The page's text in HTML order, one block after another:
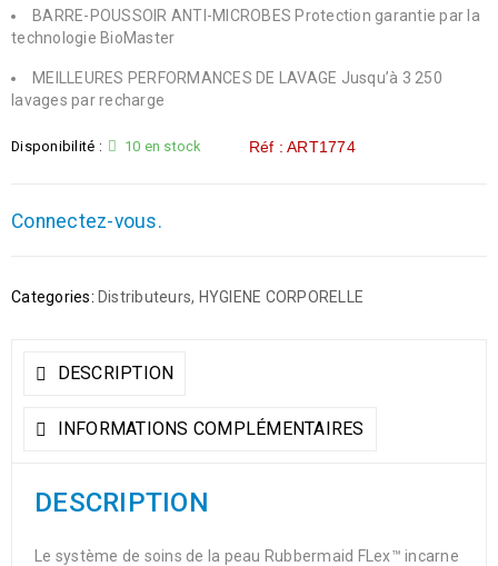
BARRE-POUSSOIR ANTI-MICROBES Protection garantie par la
technologie BioMaster
MEILLEURES PERFORMANCES DE LAVAGE Jusqu’à 3 250
lavages par recharge
Disponibilité : 10 en stock Réf : ART1774
Connectez-vous.
Categories: Distributeurs, HYGIENE CORPORELLE
DESCRIPTION
INFORMATIONS COMPLÉMENTAIRES
DESCRIPTION
Le système de soins de la peau Rubbermaid FLex™ incarne